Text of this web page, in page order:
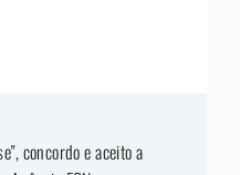
concordo e aceito a